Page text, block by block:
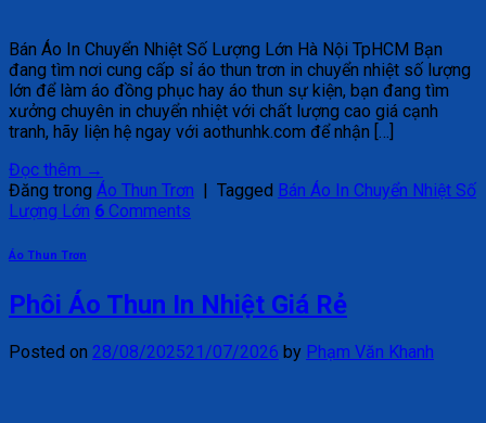
Bán Áo In Chuyển Nhiệt Số Lượng Lớn Hà Nội TpHCM Bạn
đang tìm nơi cung cấp sỉ áo thun trơn in chuyển nhiệt số lượng
lớn để làm áo đồng phục hay áo thun sự kiện, bạn đang tìm
xưởng chuyên in chuyển nhiệt với chất lượng cao giá cạnh
tranh, hãy liện hệ ngay với aothunhk.com để nhận […]
Đọc thêm →
Đăng trong Áo Thun Trơn Tagged Bán Áo In Chuyển Nhiệt Số
Lượng Lớn 6 Comments
Áo Thun Trơn
Phôi Áo Thun In Nhiệt Giá Rẻ
Posted on 28/08/202521/07/2026 by Phạm Văn Khanh